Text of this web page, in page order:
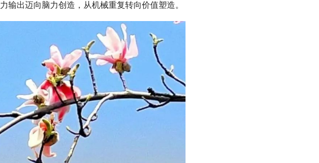
输出迈向脑力创造，从机械重复转向价值塑造。